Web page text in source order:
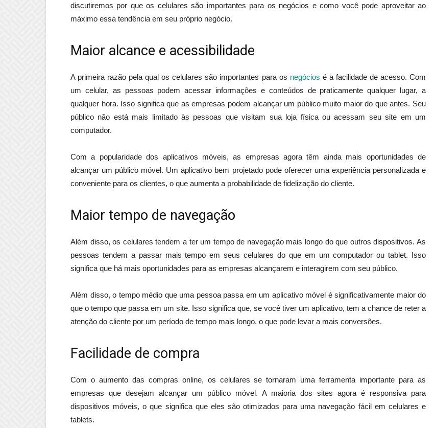
discutiremos por que os celulares são importantes para os negócios e como você pode aproveitar ao
máximo essa tendência em seu próprio negócio.
Maior alcance e acessibilidade
A primeira razão pela qual os celulares são importantes para os negócios é a facilidade de acesso. Com
um celular, as pessoas podem acessar informações e conteúdos de praticamente qualquer lugar, a
qualquer hora. Isso significa que as empresas podem alcançar um público muito maior do que antes. Seu
público não está mais limitado às pessoas que visitam sua loja física ou acessam seu site em um
computador.
Com a popularidade dos aplicativos móveis, as empresas agora têm ainda mais oportunidades de
alcançar um público móvel. Um aplicativo bem projetado pode oferecer uma experiência personalizada e
conveniente para os clientes, o que aumenta a probabilidade de fidelização do cliente.
Maior tempo de navegação
Além disso, os celulares tendem a ter um tempo de navegação mais longo do que outros dispositivos. As
pessoas tendem a passar mais tempo em seus celulares do que em um computador ou tablet. Isso
significa que há mais oportunidades para as empresas alcançarem e interagirem com seu público.
Além disso, o tempo médio que uma pessoa passa em um aplicativo móvel é significativamente maior do
que o tempo que passa em um site. Isso significa que, se você tiver um aplicativo, tem a chance de reter a
atenção do cliente por um período de tempo mais longo, o que pode levar a mais conversões.
Facilidade de compra
Com o aumento das compras online, os celulares se tornaram uma ferramenta importante para as
empresas que desejam alcançar um público móvel. A maioria dos sites agora é responsiva para
dispositivos móveis, o que significa que eles são otimizados para uma navegação fácil em celulares e
tablets.